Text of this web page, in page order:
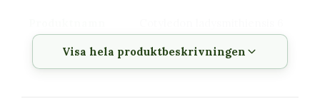
cm
Krukstorlek 6 cm
Visa hela produktbeskrivningen